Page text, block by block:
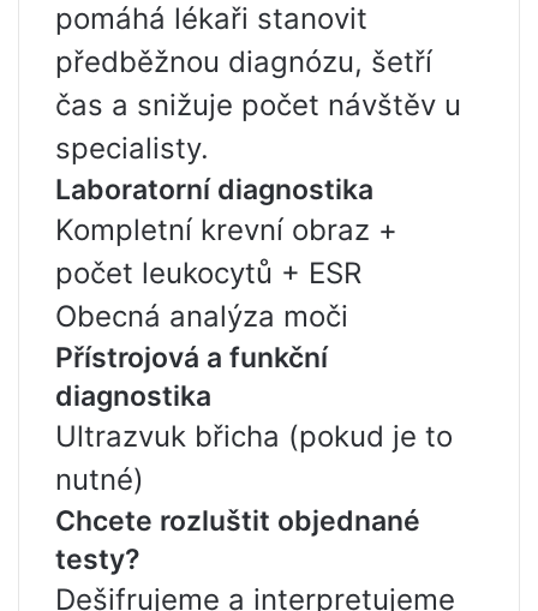
pomáhá lékaři stanovit
předběžnou diagnózu, šetří
čas a snižuje počet návštěv u
specialisty.
Laboratorní diagnostika
Kompletní krevní obraz +
počet leukocytů + ESR
Obecná analýza moči
Přístrojová a funkční
diagnostika
Ultrazvuk břicha (pokud je to
nutné)
Chcete rozluštit objednané
testy?
Dešifrujeme a interpretujeme